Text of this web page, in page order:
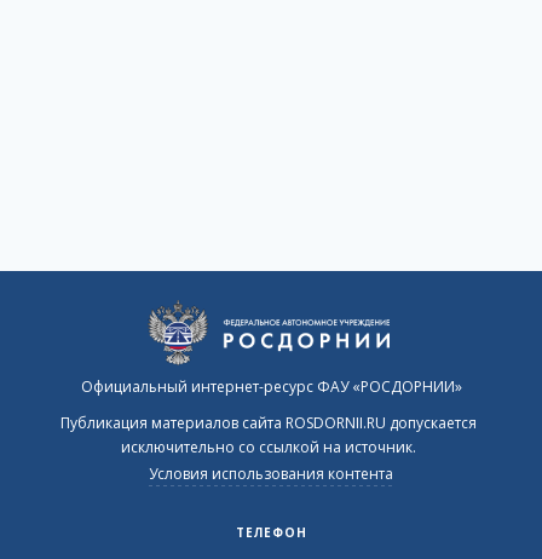
Официальный интернет-ресурс ФАУ «РОСДОРНИИ»
Публикация материалов сайта ROSDORNII.RU допускается
исключительно со ссылкой на источник.
Условия использования контента
ТЕЛЕФОН